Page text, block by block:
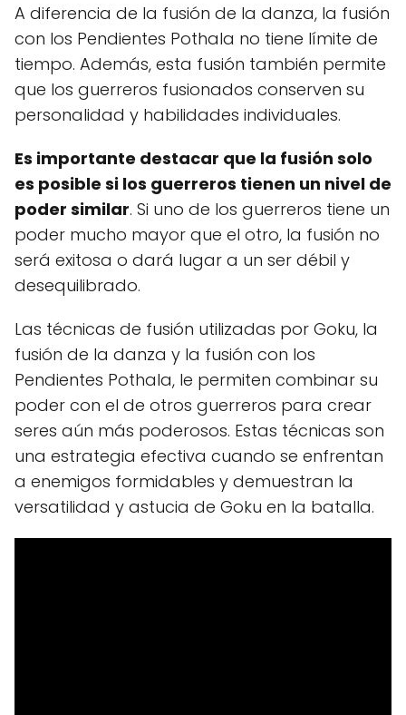
A diferencia de la fusión de la danza, la fusión
con los Pendientes Pothala no tiene límite de
tiempo. Además, esta fusión también permite
que los guerreros fusionados conserven su
personalidad y habilidades individuales.
Es importante destacar que la fusión solo
es posible si los guerreros tienen un nivel de
poder similar. Si uno de los guerreros tiene un
poder mucho mayor que el otro, la fusión no
será exitosa o dará lugar a un ser débil y
desequilibrado.
Las técnicas de fusión utilizadas por Goku, la
fusión de la danza y la fusión con los
Pendientes Pothala, le permiten combinar su
poder con el de otros guerreros para crear
seres aún más poderosos. Estas técnicas son
una estrategia efectiva cuando se enfrentan
a enemigos formidables y demuestran la
versatilidad y astucia de Goku en la batalla.